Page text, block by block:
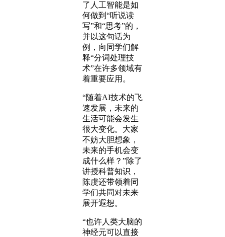
了人工智能是如
何做到“听说读
写”和“思考”的，
并以这句话为
例，向同学们解
释“分词处理技
术”在许多领域有
着重要应用。
“随着AI技术的飞
速发展，未来的
生活可能会发生
很大变化。大家
不妨大胆想象，
未来的手机会变
成什么样？”除了
讲授科普知识，
陈虔还带领着同
学们共同对未来
展开遐想。
“也许人类大脑的
神经元可以直接